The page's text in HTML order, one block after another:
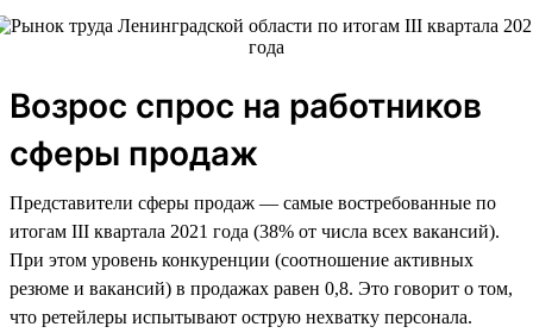
Возрос спрос на работников
сферы продаж
Представители сферы продаж — самые востребованные по
итогам III квартала 2021 года (38% от числа всех вакансий).
При этом уровень конкуренции (соотношение активных
резюме и вакансий) в продажах равен 0,8. Это говорит о том,
что ретейлеры испытывают острую нехватку персонала.